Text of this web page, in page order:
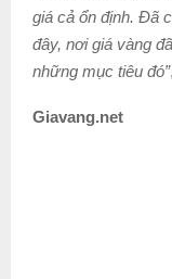
giá cả ổn định. Đã
đây, nơi giá vàng
những mục tiêu đó”
Giavang.net